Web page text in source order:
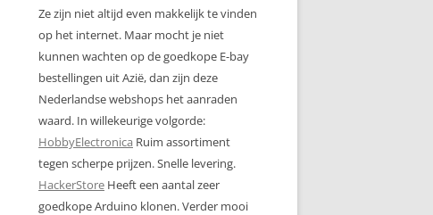
Ze zijn niet altijd even makkelijk te vinden
op het internet. Maar mocht je niet
kunnen wachten op de goedkope E-bay
bestellingen uit Azië, dan zijn deze
Nederlandse webshops het aanraden
waard. In willekeurige volgorde:
HobbyElectronica Ruim assortiment
tegen scherpe prijzen. Snelle levering.
HackerStore Heeft een aantal zeer
goedkope Arduino klonen. Verder mooi